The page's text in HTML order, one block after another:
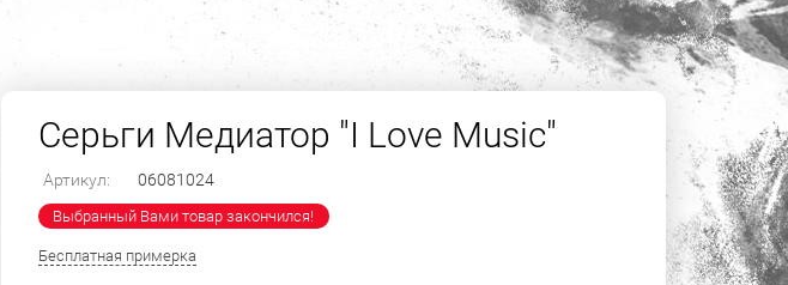
Серьги Медиатор "I Love Music"
Артикул: 06081024
Выбранный Вами товар закончился!
Бесплатная примерка